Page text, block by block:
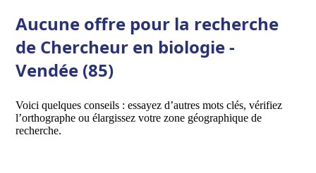
Aucune offre pour la recherche
de Chercheur en biologie -
Vendée (85)
Voici quelques conseils : essayez d’autres mots clés, vérifiez
l’orthographe ou élargissez votre zone géographique de
recherche.